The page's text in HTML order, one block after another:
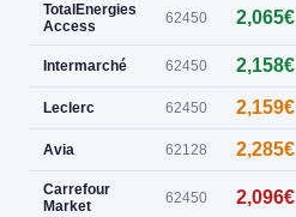
TotalEnergies
Access
62450 2,065€
Intermarché 62450 2,158€
Leclerc 62450 2,159€
Avia 62128 2,285€
Carrefour
Market
62450 2,096€